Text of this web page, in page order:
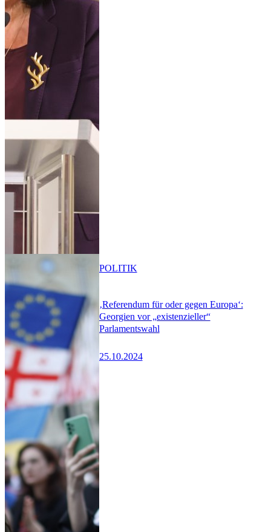
‚Referendum für oder gegen Europa‘:
Georgien vor „existenzieller“
Parlamentswahl
25.10.2024
POLITIK